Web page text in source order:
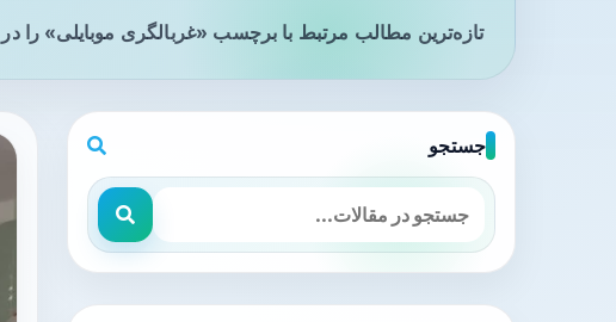
تازه‌ترین مطالب مرتبط با برچسب «غربالگری موبایلی» را
جستجو